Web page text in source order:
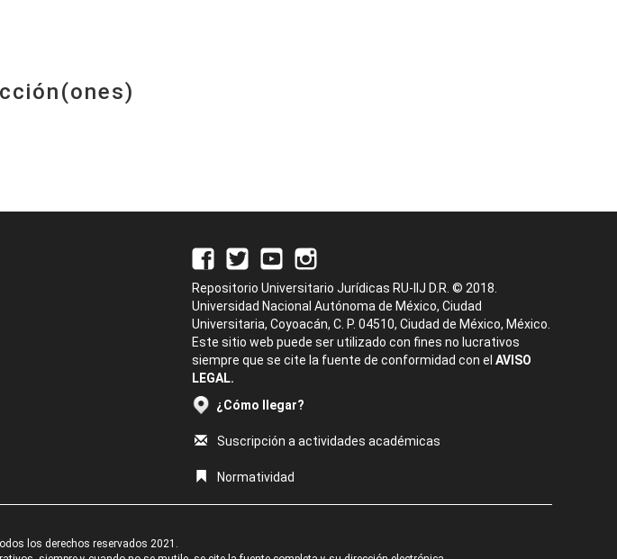
Repositorio Universitario Jurídicas RU-IIJ D.R. © 2018.
Universidad Nacional Autónoma de México, Ciudad
Universitaria, Coyoacán, C. P. 04510, Ciudad de México, México.
Este sitio web puede ser utilizado con fines no lucrativos
siempre que se cite la fuente de conformidad con el AVISO
LEGAL.
¿Cómo llegar?
Suscripción a actividades académicas
Normatividad
los derechos reservados 2021.